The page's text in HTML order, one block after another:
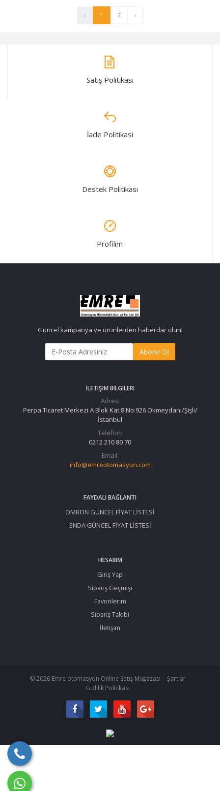
‹ 1 2 ›
Satış Politikası
İade Politikasi
Destek Politikası
Profilim
Güncel kampanya ve ürünlerden haberdar olun!
Abone Ol
İLETIŞIM BILGILERI
Adres:
Perpa Ticaret Merkezi A Blok Kat:8 No:926 Okmeydanı/Şişli/
İstanbul
Telefon:
0212 210 80 70
Email:
info@emreotomasyon.com
FAYDALI BAĞLANTI
OMRON GÜNCEL FİYAT LİSTESİ
ENDA GÜNCEL FİYAT LİSTESİ
HESABIM
Giriş Yap
Sipariş Geçmişi
Favorilerim
Sipariş Takibi
İletişim
© 2026 Emre otomasyon Online Satış Mağazası
Şartlar
Gizlilik Politikası